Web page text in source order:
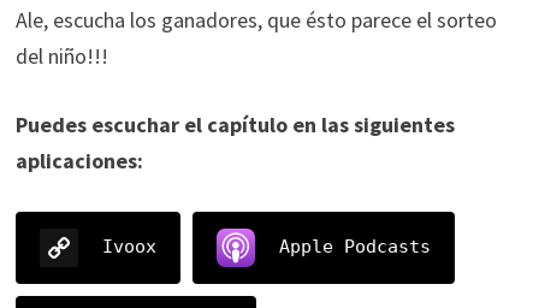
Ale, escucha los ganadores, que ésto parece el sorteo
del niño!!!
Puedes escuchar el capítulo en las siguientes
aplicaciones:
Ivoox Apple Podcasts